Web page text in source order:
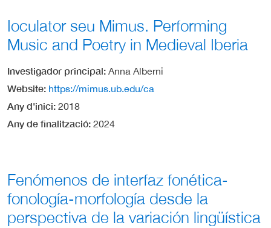
Ioculator seu Mimus. Performing
Music and Poetry in Medieval Iberia
Investigador principal Anna Alberni
Website https://mimus.ub.edu/ca
Any d'inici 2018
Any de finalització 2024
Fenómenos de interfaz fonética-
fonología-morfología desde la
perspectiva de la variación lingüística